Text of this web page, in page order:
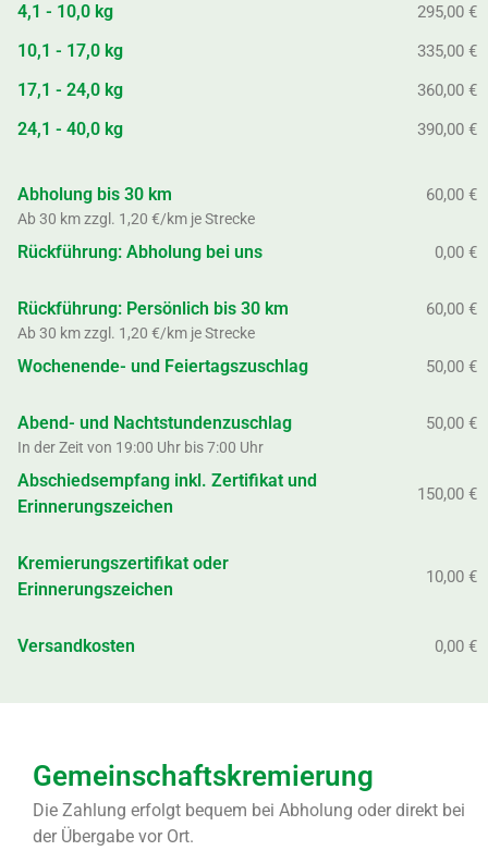
4,1 - 10,0 kg 295,00 €
10,1 - 17,0 kg 335,00 €
17,1 - 24,0 kg 360,00 €
24,1 - 40,0 kg 390,00 €
Abholung bis 30 km 60,00 €
Ab 30 km zzgl. 1,20 €/km je Strecke
Rückführung: Abholung bei uns 0,00 €
Rückführung: Persönlich bis 30 km 60,00 €
Ab 30 km zzgl. 1,20 €/km je Strecke
Wochenende- und Feiertagszuschlag 50,00 €
Abend- und Nachtstundenzuschlag 50,00 €
In der Zeit von 19:00 Uhr bis 7:00 Uhr
Abschiedsempfang inkl. Zertifikat und
Erinnerungszeichen
150,00 €
Kremierungszertifikat oder
Erinnerungszeichen
10,00 €
Versandkosten 0,00 €
Gemeinschaftskremierung
Die Zahlung erfolgt bequem bei Abholung oder direkt bei
der Übergabe vor Ort.